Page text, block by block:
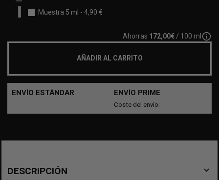
Muestra 5 ml - 4,90 €
Ahorras 172,00€ / 100 ml info_outline
AÑADIR AL CARRITO
ENVÍO ESTÁNDAR ENVÍO PRIME
Coste del envío:
DESCRIPCIÓN navigate_before